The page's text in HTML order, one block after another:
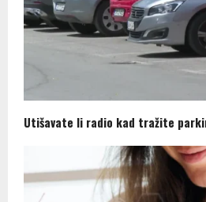
Utišavate li radio kad tražite